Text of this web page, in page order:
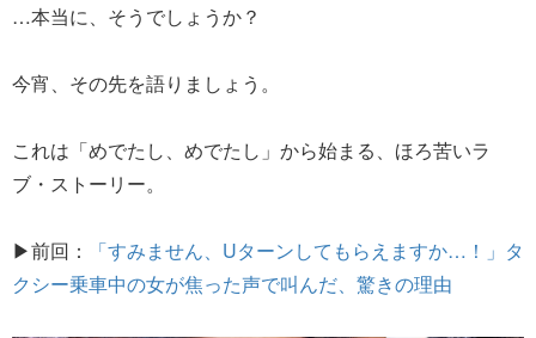
…本当に、そうでしょうか？
今宵、その先を語りましょう。
これは「めでたし、めでたし」から始まる、ほろ苦いラ
ブ・ストーリー。
▶前回：
「すみません、Uターンしてもらえますか…！」タ
クシー乗車中の女が焦った声で叫んだ、驚きの理由